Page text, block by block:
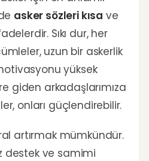
asker sözleri kısa ve
Sıkı dur, her
uzun bir askerlik
yüksek
giden arkadaşlarımıza
onları güçlendirebilir.
artırmak mümkündür.
destek ve samimi